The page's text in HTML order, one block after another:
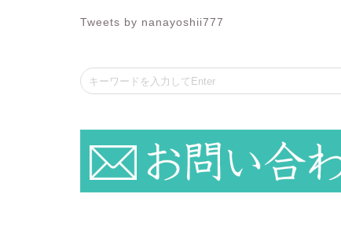
Tweets by nanayoshii777